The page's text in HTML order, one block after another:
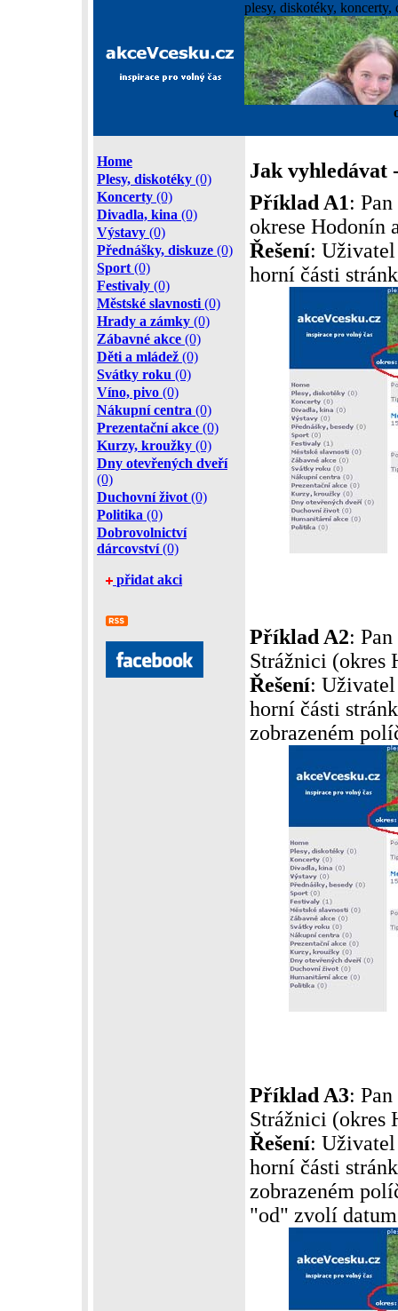
plesy, diskotéky,
Home
Plesy, diskotéky (0)
Koncerty (0)
Divadla, kina (0)
Výstavy (0)
Přednášky, diskuze (0)
Sport (0)
Festivaly (0)
Městské slavnosti (0)
Hrady a zámky (0)
Zábavné akce (0)
Děti a mládež (0)
Svátky roku (0)
Víno, pivo (0)
Nákupní centra (0)
Prezentační akce (0)
Kurzy, kroužky (0)
Dny otevřených dveří
(0)
Duchovní život (0)
Politika (0)
Dobrovolnictví
dárcovství(0)
přidat akci
Jak
Příklad A1:
okrese Hodonín
Řešení:
horní části
Příklad A2:
Strážnici (okres
Řešení:
horní části
zobrazeném
Příklad A3:
Strážnici (okres
Řešení:
horní části
zobrazeném
"od" zvolí